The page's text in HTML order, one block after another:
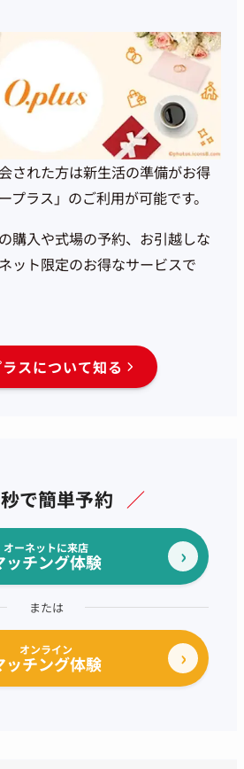
された方は新生活の準備がお得
プラス」のご利用が可能です。
購入や式場の予約、 お引越しな
ット限定のお得なサービスで
スについて知る
で簡単予約 ／
オーネットに来店
ッチング体験
または
オンライン
ッチング体験